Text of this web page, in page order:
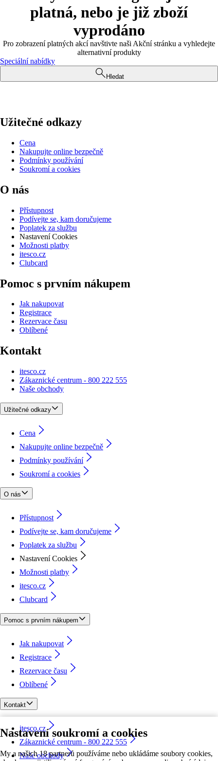
Nastavení soukromí a cookies
My a našich 18 partnerů používáme nebo ukládáme soubory cookies,
platná, nebo je již zboží
vyprodáno
Pro zobrazení platných akcí navštivte naši Akční stránku a vyhledejte
alternativní produkty
Speciální nabídky
Hledat
Užitečné odkazy
Cena
Nakupujte online bezpečně
Podmínky používání
Soukromí a cookies
O nás
Přístupnost
Podívejte se, kam doručujeme
Poplatek za službu
Nastavení Cookies
Možnosti platby
itesco.cz
Clubcard
Pomoc s prvním nákupem
Jak nakupovat
Registrace
Rezervace času
Oblíbené
Kontakt
itesco.cz
Zákaznické centrum - 800 222 555
Naše obchody
Užitečné odkazy
Cena
Nakupujte online bezpečně
Podmínky používání
Soukromí a cookies
O nás
Přístupnost
Podívejte se, kam doručujeme
Poplatek za službu
Nastavení Cookies
Možnosti platby
itesco.cz
Clubcard
Pomoc s prvním nákupem
Jak nakupovat
Registrace
Rezervace času
Oblíbené
Kontakt
itesco.cz
Zákaznické centrum - 800 222 555
Naše obchody